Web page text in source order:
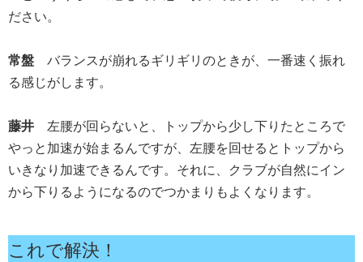
ださい。
常盤 バランスが崩れるギリギリのときが、一番速く振れ
る感じがします。
藤井 左腰が回らないと、トップから少し下りたところで
やっと加速が始まるんですが、左腰を回せるとトップから
いきなり加速できるんです。それに、クラブが自然にイン
から下りるようになるのでつかまりもよくなります。
これで解決！